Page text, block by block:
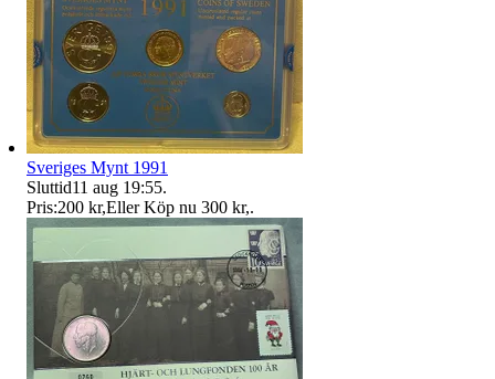
Sveriges Mynt 1991
Sluttid11 aug 19:55.
Pris:200 kr,Eller Köp nu 300 kr,.